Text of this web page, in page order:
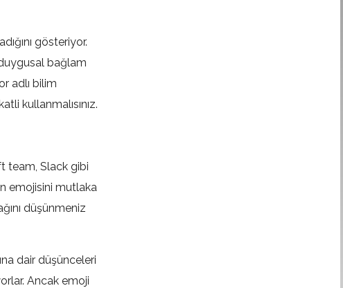
gösteriyor.
bağlam
adlı bilim
kullanmalısınız.
team, Slack gibi
emojisini mutlaka
düşünmeniz
dair düşünceleri
Ancak emoji